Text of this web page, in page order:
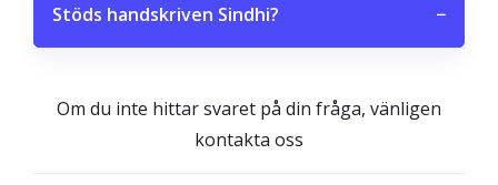
Stöds handskriven Sindhi? −
Om du inte hittar svaret på din fråga, vänligen
kontakta oss